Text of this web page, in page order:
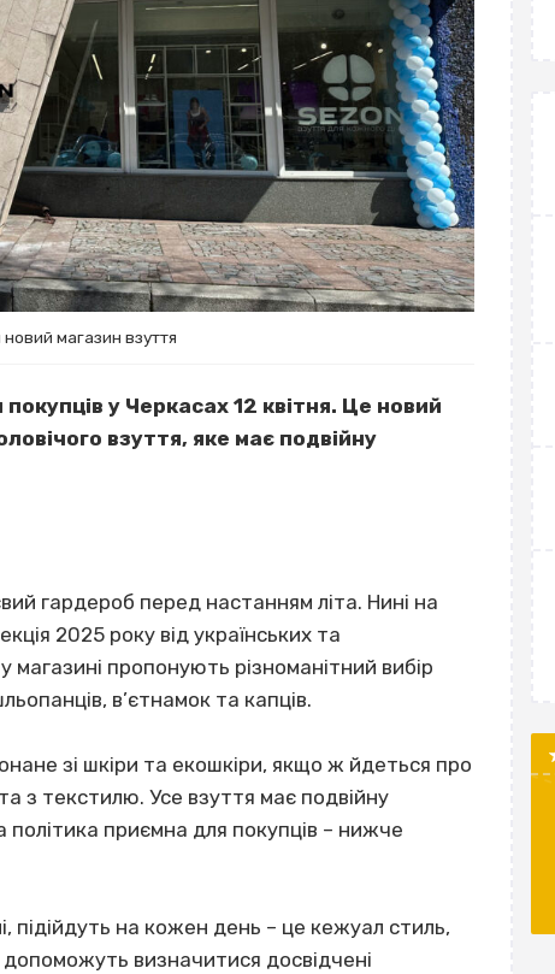
магазин взуття
у Черкасах 12 квітня. Це новий
взуття, яке має подвійну
гардероб перед настанням літа. Нині на
2025 року від українських та
магазині пропонують різноманітний вибір
в’єтнамок та капців.
зі шкіри та екошкіри, якщо ж йдеться про
з текстилю. Усе взуття має подвійну
політика приємна для покупців – нижче
підійдуть на кожен день – це кежуал стиль,
визначитися досвідчені